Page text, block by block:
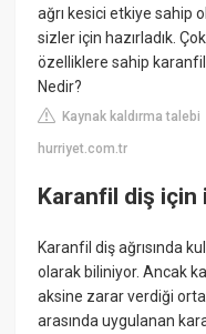
ağrı kesici etkiye sahip
sizler için hazırladık.
özelliklere sahip
Nedir?
Kaynak kaldırma talebi
hurriyet.com.tr
Karanfil diş için
Karanfil diş ağrısında
olarak biliniyor. Ancak
aksine zarar verdiği
arasında uygulanan